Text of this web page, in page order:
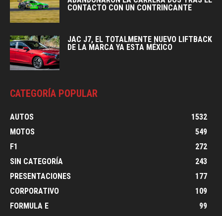
CONTACTO CON UN CONTRINCANTE
JAC J7, EL TOTALMENTE NUEVO LIFTBACK
DE LA MARCA YA ESTA MÉXICO
CATEGORÍA POPULAR
AUTOS
1532
MOTOS
549
F1
272
SIN CATEGORÍA
243
PRESENTACIONES
177
CORPORATIVO
109
FORMULA E
99